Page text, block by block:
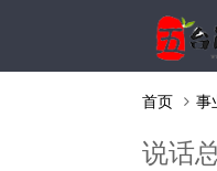
首页 事
说话